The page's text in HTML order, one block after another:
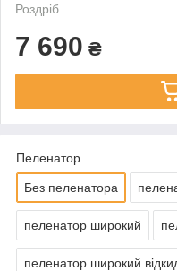
Роздріб
7 690 ₴
Пеленатор
Без пеленатора
пеленатор широкий
пеленатор широкий